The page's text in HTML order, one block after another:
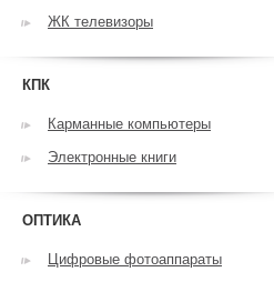
ЖК телевизоры
КПК
Карманные компьютеры
Электронные книги
ОПТИКА
Цифровые фотоаппараты